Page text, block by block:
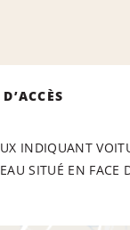
INDIQUANT
SITUÉ EN FACE